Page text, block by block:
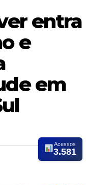
entra
e
em
Acessos
3.581